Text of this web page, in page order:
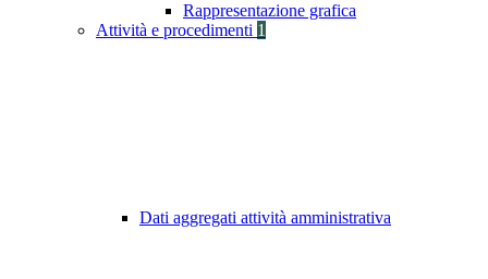
Rappresentazione grafica
Attività e procedimenti 1
Dati aggregati attività amministrativa